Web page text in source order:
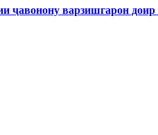
варзишгарон доир